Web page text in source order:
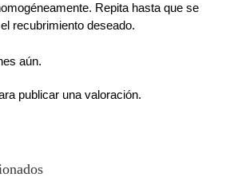
Repita hasta que se
recubrimiento deseado.
aún.
publicar una valoración.